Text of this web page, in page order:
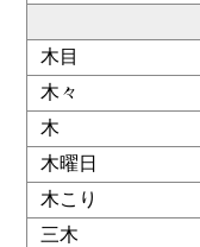
木目
木々
木
木曜日
木こり
三木